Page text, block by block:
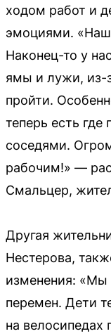
ходом работ и
эмоциями. «Наш
Наконец-то у
ямы и лужи, из-
пройти.
теперь есть
соседями.
рабочим!» —
Смальцер,
Другая
Нестерова,
изменения: «Мы
перемен. Дети
на